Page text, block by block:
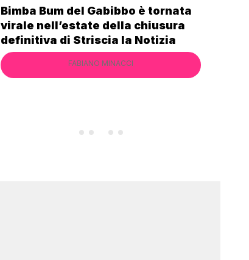
Bimba Bum del Gabibbo è tornata
virale nell’estate della chiusura
definitiva di Striscia la Notizia
FABIANO MINACCI